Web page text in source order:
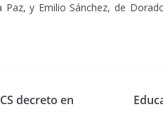
Paz, y Emilio Sánchez, de
decreto en